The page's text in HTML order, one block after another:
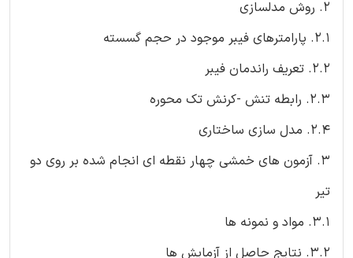
2. روش مدلسازی
2.1. پارامترهای فیبر موجود در حجم گسسته
2.2. تعریف راندمان فیبر
2.3. رابطه تنش -کرنش تک محوره
2.4. مدل سازی ساختاری
3. آزمون های خمشی چهار نقطه ای انجام شده بر روی دو
تیر
3.1. مواد و نمونه ها
3.2. نتایج حاصل از آزمایش ها